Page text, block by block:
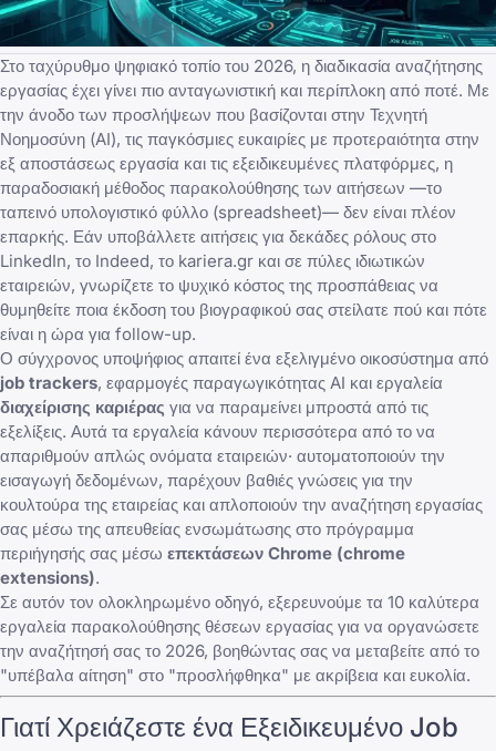
Στο ταχύρυθμο ψηφιακό τοπίο του 2026, η διαδικασία αναζήτησης
εργασίας έχει γίνει πιο ανταγωνιστική και περίπλοκη από ποτέ. Με
την άνοδο των προσλήψεων που βασίζονται στην Τεχνητή
Νοημοσύνη (AI), τις παγκόσμιες ευκαιρίες με προτεραιότητα στην
εξ αποστάσεως εργασία και τις εξειδικευμένες πλατφόρμες, η
παραδοσιακή μέθοδος παρακολούθησης των αιτήσεων —το
ταπεινό υπολογιστικό φύλλο (spreadsheet)— δεν είναι πλέον
επαρκής. Εάν υποβάλλετε αιτήσεις για δεκάδες ρόλους στο
LinkedIn, το Indeed, το kariera.gr και σε πύλες ιδιωτικών
εταιρειών, γνωρίζετε το ψυχικό κόστος της προσπάθειας να
θυμηθείτε ποια έκδοση του βιογραφικού σας στείλατε πού και πότε
είναι η ώρα για follow-up.
Ο σύγχρονος υποψήφιος απαιτεί ένα εξελιγμένο οικοσύστημα από
job trackers, εφαρμογές παραγωγικότητας AI και εργαλεία
διαχείρισης καριέρας για να παραμείνει μπροστά από τις
εξελίξεις. Αυτά τα εργαλεία κάνουν περισσότερα από το να
απαριθμούν απλώς ονόματα εταιρειών· αυτοματοποιούν την
εισαγωγή δεδομένων, παρέχουν βαθιές γνώσεις για την
κουλτούρα της εταιρείας και απλοποιούν την αναζήτηση εργασίας
σας μέσω της απευθείας ενσωμάτωσης στο πρόγραμμα
περιήγησής σας μέσω επεκτάσεων Chrome (chrome
extensions).
Σε αυτόν τον ολοκληρωμένο οδηγό, εξερευνούμε τα 10 καλύτερα
εργαλεία παρακολούθησης θέσεων εργασίας για να οργανώσετε
την αναζήτησή σας το 2026, βοηθώντας σας να μεταβείτε από το
"υπέβαλα αίτηση" στο "προσλήφθηκα" με ακρίβεια και ευκολία.
Γιατί Χρειάζεστε ένα Εξειδικευμένο Job